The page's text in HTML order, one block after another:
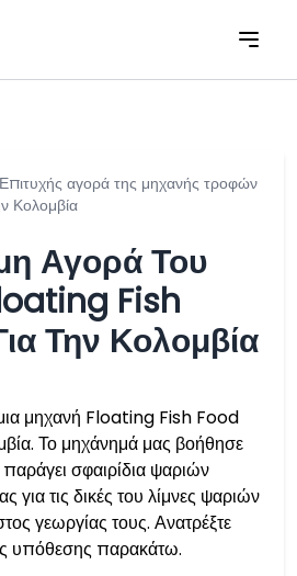
Επιτυχής αγορά της μηχανής τροφών
Κολομβία
Αγορά Του
Fish
Την Κολομβία
μηχανή Floating Fish Food
Το μηχάνημά μας βοήθησε
σφαιρίδια ψαριών
για τις δικές του λίμνες ψαριών
γεωργίας τους. Ανατρέξτε
υπόθεσης παρακάτω.